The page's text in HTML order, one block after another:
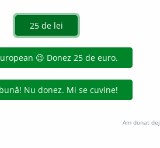
în interiorul sau la marginea
a (se) face cunoscut. A bate
– Dintc.meydan, maydan.
inclusiv prin orice metode de extragere
seturilor de date oferite oficial spre
Am donat